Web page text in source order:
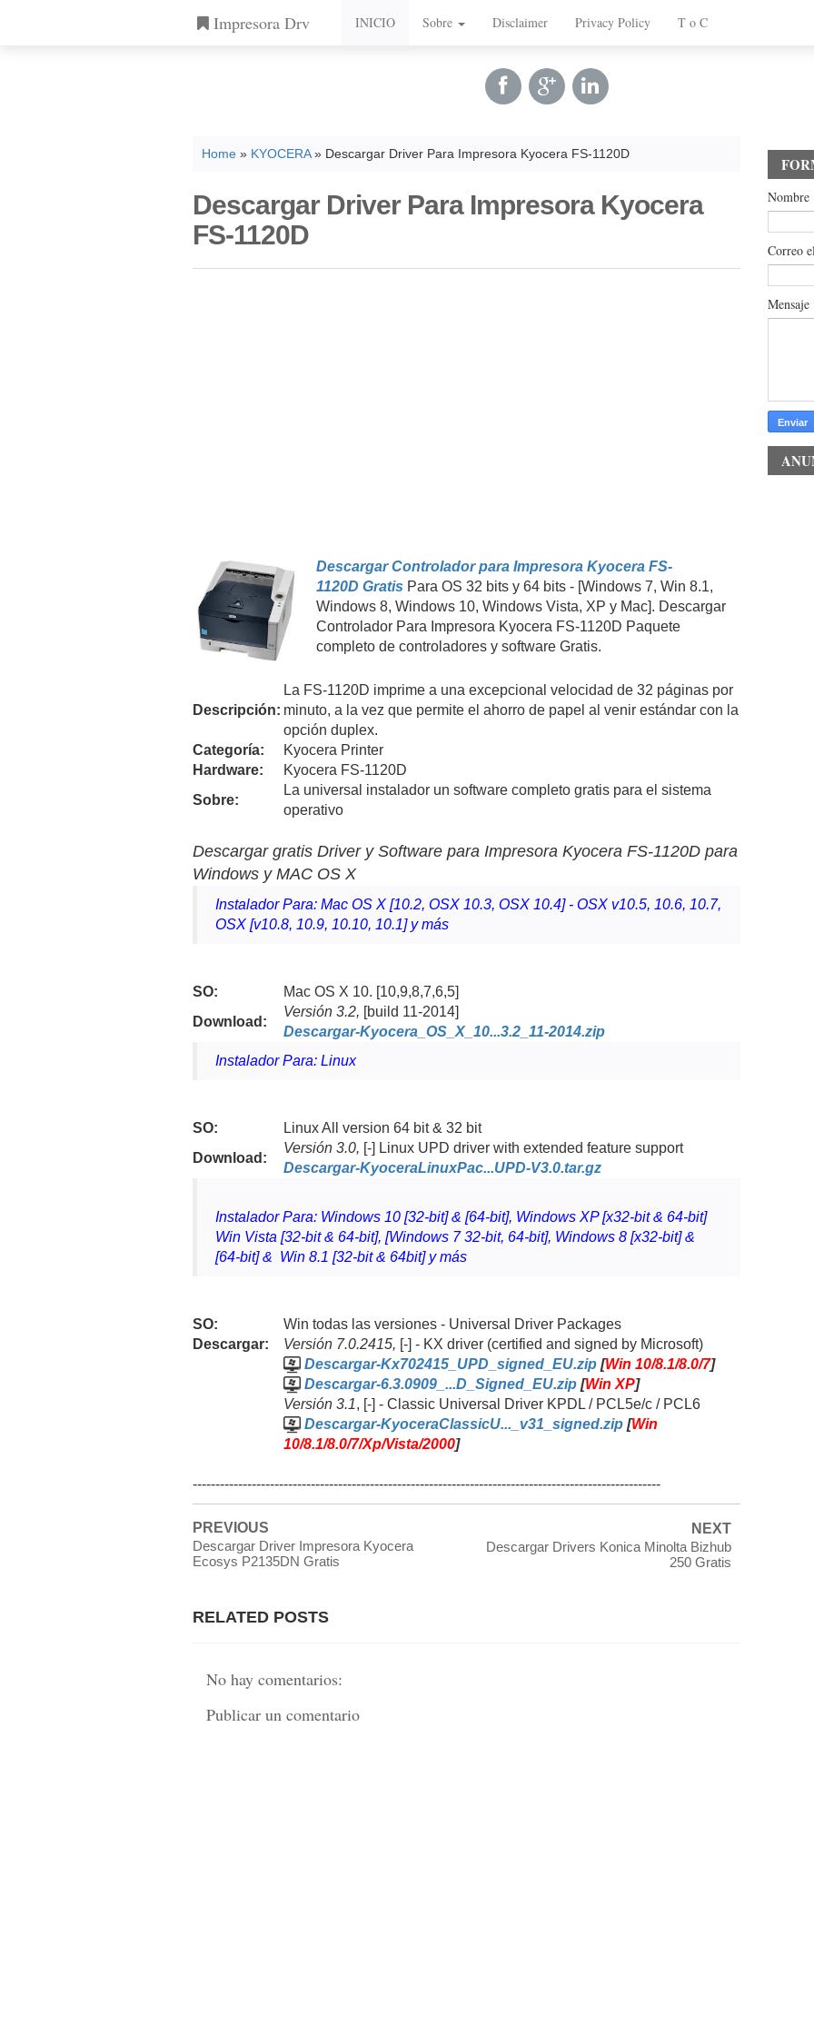
Impresora Drv INICIO Sobre Disclaimer Privacy Policy T o C
Home » KYOCERA» Descargar Driver Para Impresora Kyocera FS-1120D
Descargar Driver Para Impresora Kyocera
FS-1120D
Descargar Controlador para Impresora Kyocera FS-
1120D Gratis Para OS 32 bits y 64 bits - [Windows 7, Win 8.1,
Windows 8, Windows 10, Windows Vista, XP y Mac]. Descargar
Controlador Para Impresora Kyocera FS-1120D Paquete
completo de controladores y software Gratis.
Descripción:
La FS-1120D imprime a una excepcional velocidad de 32 páginas por
minuto, a la vez que permite el ahorro de papel al venir estándar con la
opción duplex.
Categoría:
Kyocera Printer
Hardware:
Kyocera FS-1120D
Sobre:
La universal instalador un software completo gratis para el sistema
operativo
Descargar gratis Driver y Software para Impresora Kyocera FS-1120D para
Windows y MAC OS X
Instalador Para: Mac OS X [10.2, OSX 10.3, OSX 10.4] - OSX v10.5, 10.6, 10.7,
OSX [v10.8, 10.9, 10.10, 10.1] y más
SO:
Mac OS X 10. [10,9,8,7,6,5]
Download :
Versión 3.2, [build 11-2014]
Descargar-Kyocera_OS_X_10...3.2_11-2014.zip
Instalador Para: Linux
SO:
Linux All version 64 bit & 32 bit
Download :
Versión 3.0, [-] Linux UPD driver with extended feature support
Descargar-KyoceraLinuxPac...UPD-V3.0.tar.gz
Instalador Para: Windows 10 [32-bit] & [64-bit], Windows XP [x32-bit & 64-bit]
Win Vista [32-bit & 64-bit], [Windows 7 32-bit, 64-bit], Windows 8 [x32-bit] &
[64-bit] & Win 8.1 [32-bit & 64bit] y más
SO: Win todas las versiones - Universal Driver Packages
Descargar:
Versión 7.0.2415, [-] - KX driver (certified and signed by Microsoft)
Descargar-Kx702415_UPD_signed_EU.zip [Win 10/8.1/8.0/7]
Descargar-6.3.0909_...D_Signed_EU.zip [Win XP]
Versión 3.1, [-] - Classic Universal Driver KPDL / PCL5e/c / PCL6
Descargar-KyoceraClassicU..._v31_signed.zip [Win
10/8.1/8.0/7/Xp/Vista/2000]
-------------------------------------------------------------------------------------------------------
PREVIOUS
Descargar Driver Impresora Kyocera
Ecosys P2135DN Gratis
NEXT
Descargar Drivers Konica Minolta Bizhub
250 Gratis
RELATED POSTS
No hay comentarios:
Publicar un comentario
Nombre
Correo
Mensaje